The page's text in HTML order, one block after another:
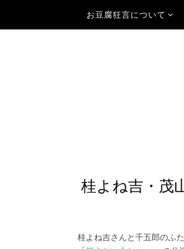
お豆腐狂言について
桂よね吉・茂
桂よね吉さんと千五郎のふ